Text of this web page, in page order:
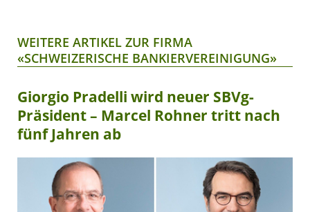
WEITERE ARTIKEL ZUR FIRMA
«SCHWEIZERISCHE BANKIERVEREINIGUNG»
Giorgio Pradelli wird neuer SBVg-
Präsident – Marcel Rohner tritt nach
fünf Jahren ab